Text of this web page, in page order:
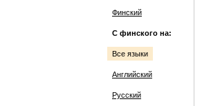
Финский
С финского на:
Все языки
Английский
Русский